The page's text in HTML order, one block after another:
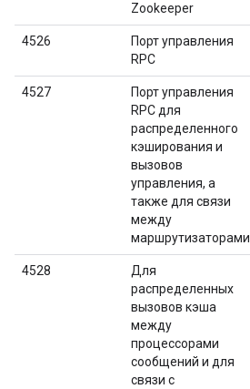
Zookeeper
4526
Порт управления
RPC
4527
Порт управления
RPC для
распределенного
кэширования и
вызовов
управления, а
также для связи
между
маршрутизаторами
4528
Для
распределенных
вызовов кэша
между
процессорами
сообщений и для
связи с